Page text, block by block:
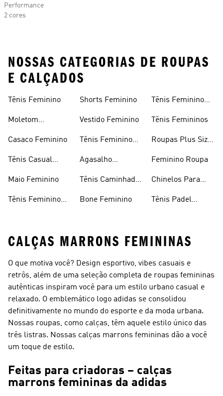
Performance
2 cores
NOSSAS CATEGORIAS DE ROUPAS
E CALÇADOS
Tênis Feminino
Moletom
Casaco Feminino
Tênis Casual
Maio Feminino
Tênis Feminino
Shorts Feminino
Vestido Feminino
Tênis Feminino
Agasalho
Tênis Caminhada
Bone Feminino
Tênis Feminino
Tênis Femininos
Roupas Plus Size
Feminino Roupa
Chinelos Para
Tênis Padel
CALÇAS MARRONS FEMININAS
O que motiva você? Design esportivo, vibes casuais e
retrôs, além de uma seleção completa de roupas femininas
autênticas inspiram você para um estilo urbano casual e
relaxado. O emblemático logo adidas se consolidou
definitivamente no mundo do esporte e da moda urbana.
Nossas roupas, como calças, têm aquele estilo único das
três listras. Nossas calças marrons femininas dão a você
um toque de estilo.
Feitas para criadoras – calças
marrons femininas da adidas